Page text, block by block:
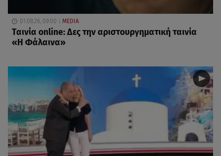
01.08.26, 09:00 MEDIA
Ταινία online: Δες την αριστουργηματική ταινία
«Η Φάλαινα»